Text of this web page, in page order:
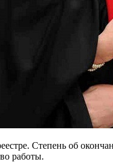
Степень об
работы.